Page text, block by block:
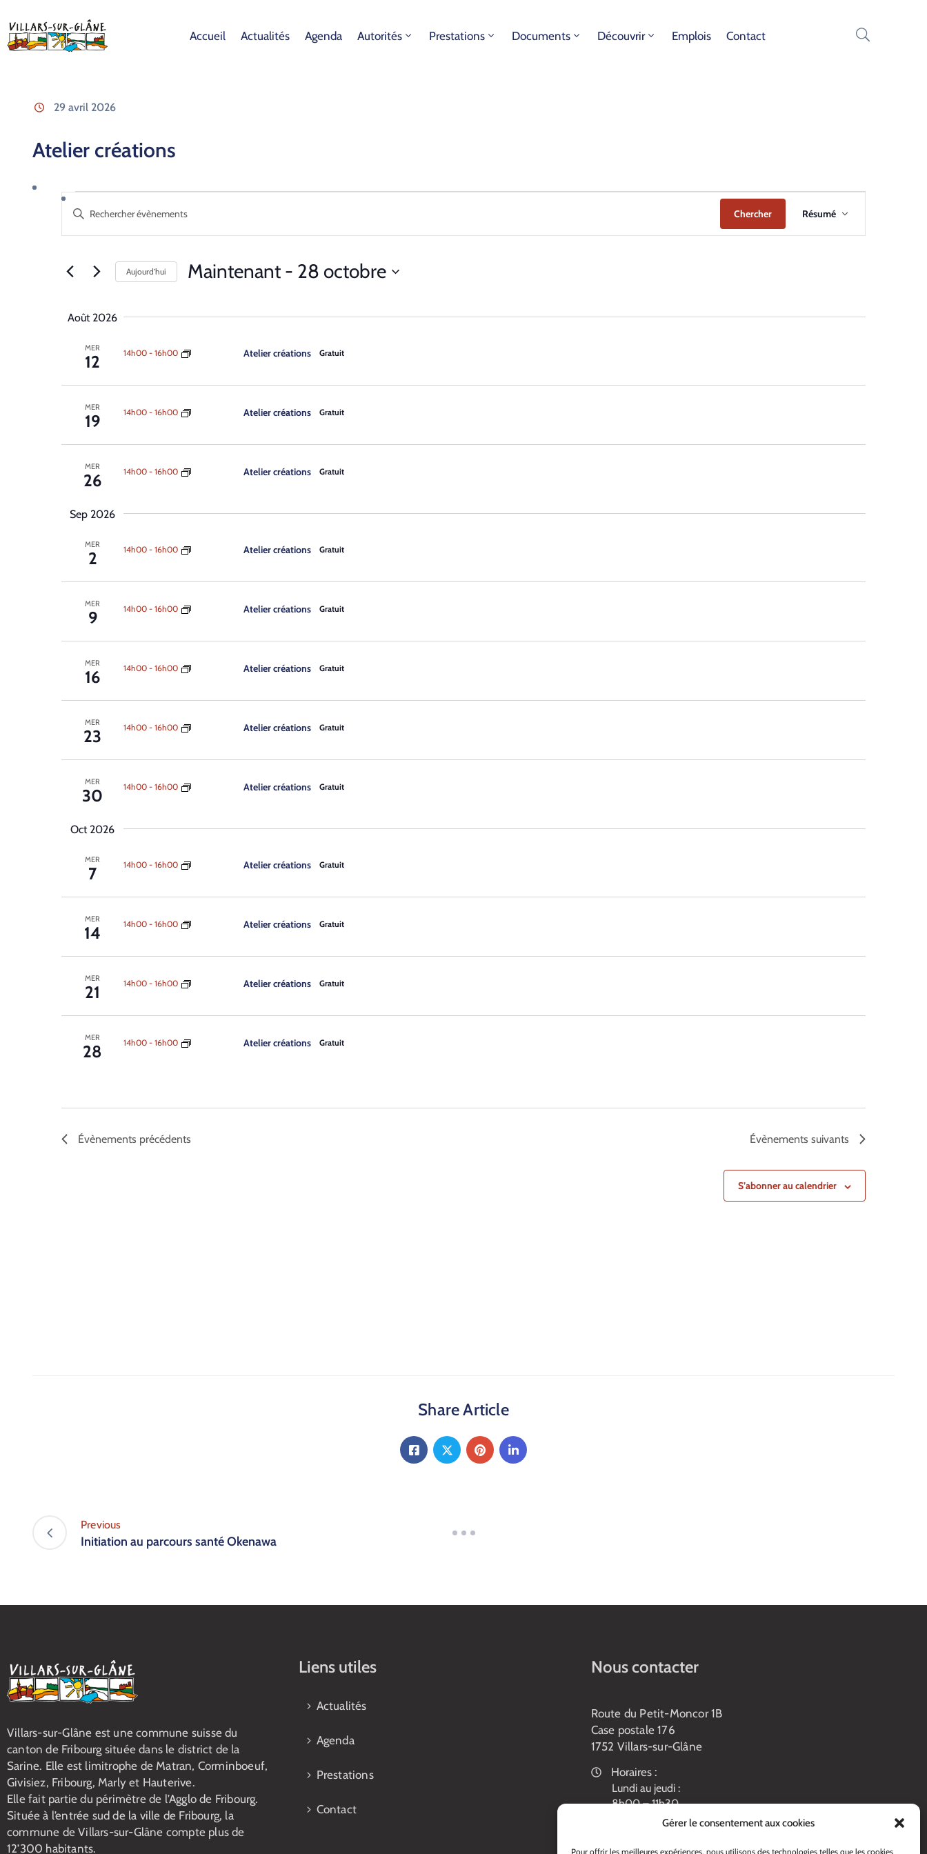
Gérer le consentement aux cookies
Pour offrir les meilleures expériences, nous utilisons des technologies telles que les cookies
Accueil Actualités Agenda Autorités Prestations Documents Découvrir Emplois Contact
29 avril 2026
Atelier créations
Recherche
de
Évènements
Saisir
Évènements
mot-
Chercher
de
vues
Résumé
Aujourd’hui Maintenant - 28 octobre
Août 2026
MER
12 14h00 - 16h00 Atelier créations Gratuit
MER
19 14h00 - 16h00 Atelier créations Gratuit
MER
26 14h00 - 16h00 Atelier créations Gratuit
Sep 2026
MER
2 14h00 - 16h00 Atelier créations Gratuit
MER
9 14h00 - 16h00 Atelier créations Gratuit
MER
16 14h00 - 16h00 Atelier créations Gratuit
MER
23 14h00 - 16h00 Atelier créations Gratuit
MER
30 14h00 - 16h00 Atelier créations Gratuit
Oct 2026
MER
7 14h00 - 16h00 Atelier créations Gratuit
MER
14 14h00 - 16h00 Atelier créations Gratuit
MER
21 14h00 - 16h00 Atelier créations Gratuit
MER
28 14h00 - 16h00 Atelier créations Gratuit
Évènements précédents Évènements suivants
S’abonner au calendrier
Share Article
Previous
Initiation au parcours santé Okenawa
Villars-sur-Glâne est une commune suisse du
canton de Fribourg située dans le district de la
Sarine. Elle est limitrophe de Matran, Corminboeuf,
Givisiez, Fribourg, Marly et Hauterive.
Elle fait partie du périmètre de l’Agglo de Fribourg.
Située à l’entrée sud de la ville de Fribourg, la
commune de Villars-sur-Glâne compte plus de
12’300 habitants.
Liens utiles
Actualités
Agenda
Prestations
Contact
Nous contacter
Route du Petit-Moncor 1B
Case postale 176
1752 Villars-sur-Glâne
Horaires :
Lundi au jeudi :
8h00 – 11h30
13h45 – 17h00
8h00 – 16h00